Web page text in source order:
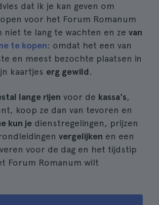
dat ik je kan geven om
voor het Forum Romanum
niet te lang te wachten en ze van
te kopen: omdat het een van
en meest bezochte plaatsen in
kaartjes erg gewild.
lange rijen voor de kassa's,
koop ze dan van tevoren en
kun je dienstregelingen, prijzen
vergelijken en een
voor de dag en het tijdstip
Forum Romanum wilt